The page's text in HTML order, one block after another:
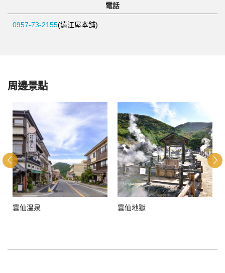
電話
0957-73-2155(遠江屋本舗)
周邊景點
雲仙溫泉 雲仙地獄